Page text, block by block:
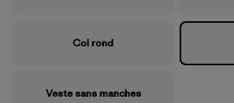
Col rond
Veste sans manches